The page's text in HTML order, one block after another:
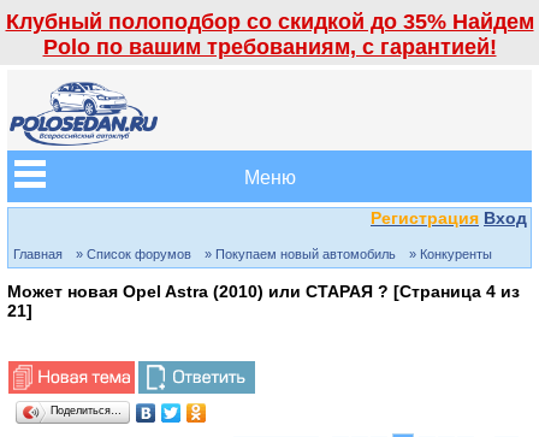
Клубный полоподбор со скидкой до 35% Найдем
Polo по вашим требованиям, с гарантией!
Меню
Регистрация Вход
Главная » Список форумов » Покупаем новый автомобиль » Конкуренты
Может новая Opel Astra (2010) или СТАРАЯ ? [Страница 4 из
21]
Поделиться…